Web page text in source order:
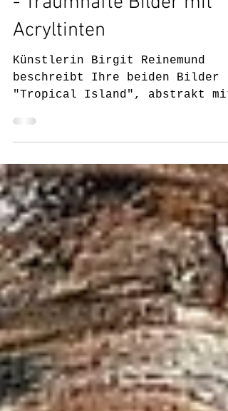
Neue Serie: Tropical Island
- Traumhafte Bilder mit
Acryltinten
Künstlerin Birgit Reinemund
Acryltinten und
gemalt.